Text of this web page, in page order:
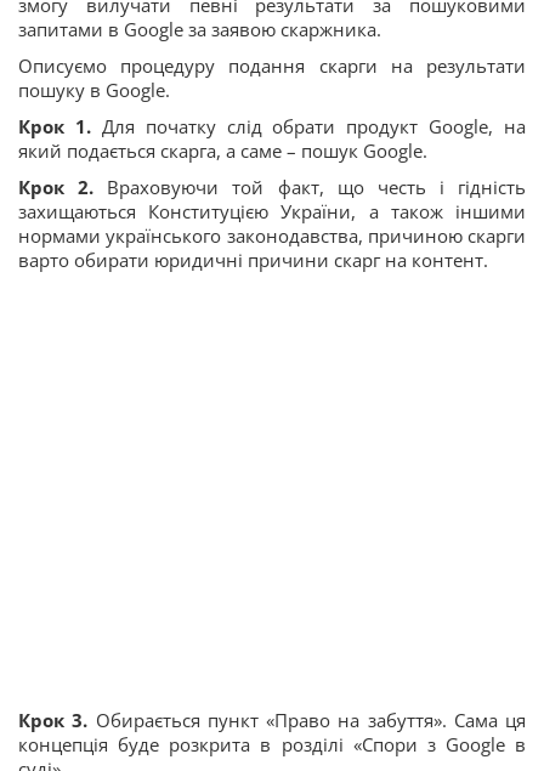
запитами в Google за заявою скаржника.
Описуємо процедуру подання скарги на результати
пошуку в Google.
Крок 1. Для початку слід обрати продукт Google, на
який подається скарга, а саме – пошук Google.
Крок 2. Враховуючи той факт, що честь і гідність
захищаються Конституцією України, а також іншими
нормами українського законодавства, причиною скарги
варто обирати юридичні причини скарг на контент.
Крок 3. Обирається пункт «Право на забуття». Сама ця
концепція буде розкрита в розділі «Спори з Google в